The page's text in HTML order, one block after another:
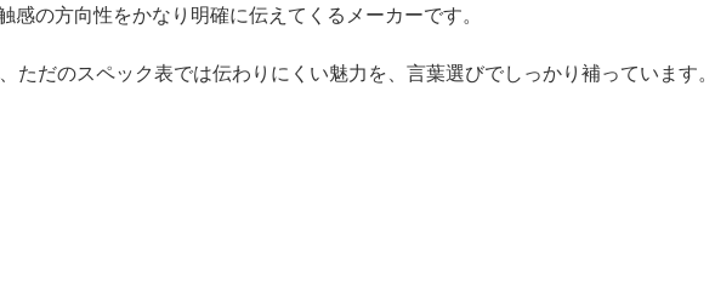
感の方向性をかなり明確に伝えてくるメーカーです。
ただのスペック表では伝わりにくい魅力を、言葉選びでしっかり補っています。